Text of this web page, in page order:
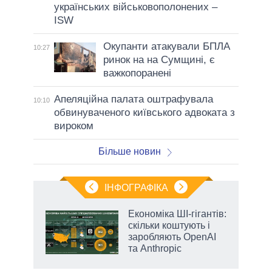
українських військовополонених –
ISW
10:27
Окупанти атакували БПЛА
ринок на на Сумщині, є
важкопоранені
10:10 Апеляційна палата оштрафувала
обвинуваченого київського адвоката з
вироком
Більше новин
ІНФОГРАФІКА
Економіка ШІ-гігантів:
скільки коштують і
заробляють OpenAI
та Anthropic